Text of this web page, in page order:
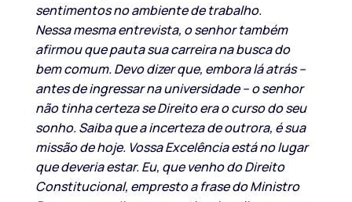
sentimentos no ambiente de trabalho.
Nessa mesma entrevista, o senhor também
afirmou que pauta sua carreira na busca do
bem comum. Devo dizer que, embora lá atrás –
antes de ingressar na universidade – o senhor
não tinha certeza se Direito era o curso do seu
sonho. Saiba que a incerteza de outrora, é sua
missão de hoje. Vossa Excelência está no lugar
que deveria estar. Eu, que venho do Direito
Constitucional, empresto a frase do Ministro